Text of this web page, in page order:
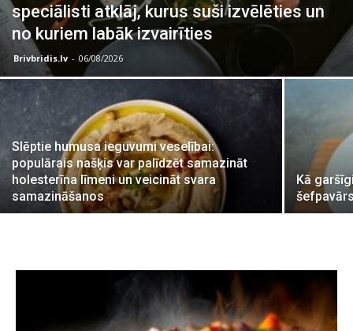
speciālisti atklāj, kurus suši izvēlēties un
no kuriem labāk izvairīties
Brivbridis.lv - 06/08/2026
Slēptie humusa ieguvumi veselībai:
populārais našķis var palīdzēt samazināt
holesterīna līmeni un veicināt svara
samazināšanos
Kā